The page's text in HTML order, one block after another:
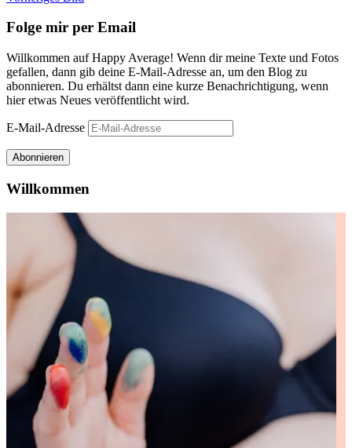
Folge mir per Email
Willkommen auf Happy Average! Wenn dir meine Texte und Fotos
gefallen, dann gib deine E-Mail-Adresse an, um den Blog zu
abonnieren. Du erhältst dann eine kurze Benachrichtigung, wenn
hier etwas Neues veröffentlicht wird.
E-Mail-Adresse
Abonnieren
Willkommen